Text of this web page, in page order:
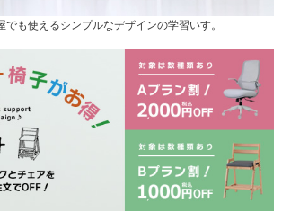
でも使えるシンプルなデザインの学習いす。